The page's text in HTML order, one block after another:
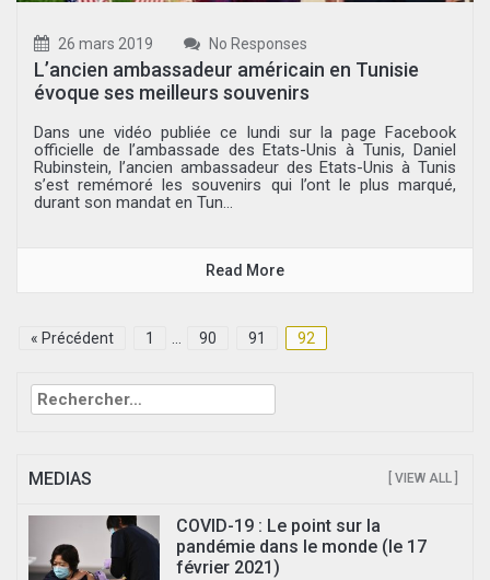
26 mars 2019 No Responses
L’ancien ambassadeur américain en Tunisie
évoque ses meilleurs souvenirs
Dans une vidéo publiée ce lundi sur la page Facebook
officielle de l’ambassade des Etats-Unis à Tunis, Daniel
Rubinstein, l’ancien ambassadeur des Etats-Unis à Tunis
s’est remémoré les souvenirs qui l’ont le plus marqué,
durant son mandat en Tun...
Read More
« Précédent 1 90 91 92
Rechercher :
MEDIAS [ VIEW ALL ]
COVID-19 : Le point sur la
pandémie dans le monde (le 17
février 2021)